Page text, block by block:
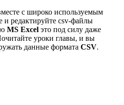
с широко используемым
и редактируйте csv-файлы
MS Excel это под силу даже
уроки главы, и вы
данные формата CSV.